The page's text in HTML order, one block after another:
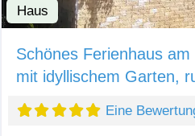
Haus
Schönes Ferienhaus
mit idyllischem Garten,
Eine